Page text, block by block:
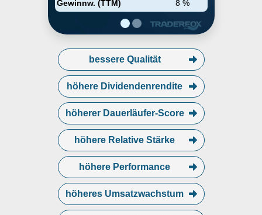
Gewinnw. (TTM)
8 %
bessere Qualität
höhere Dividendenrendite
höherer Dauerläufer-Score
höhere Relative Stärke
höhere Performance
höheres Umsatzwachstum